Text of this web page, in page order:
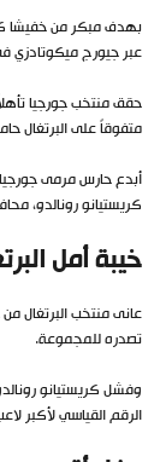
بهدف مبكر من خفيشا
عبر جيورج ميكوتادزي في
متفوقاً على البرتغال
أبدع حارس مرمى
كريستيانو رونالدو،
خيبة أمل
عانى منتخب البرتغال
تصدره للمجموعة.
وفشل كريستيانو
الرقم القياسي لأكبر